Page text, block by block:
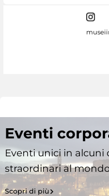
Eventi
Eventi unici in alcuni
straordinari al
Scopri di più